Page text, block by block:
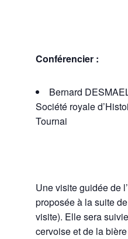
Conférencier :
Bernard
Société royale
Tournai
Une visite guidée de
proposée à la suite
visite). Elle sera
cervoise et de la